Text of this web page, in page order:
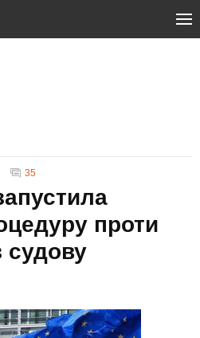
35
проти
судову